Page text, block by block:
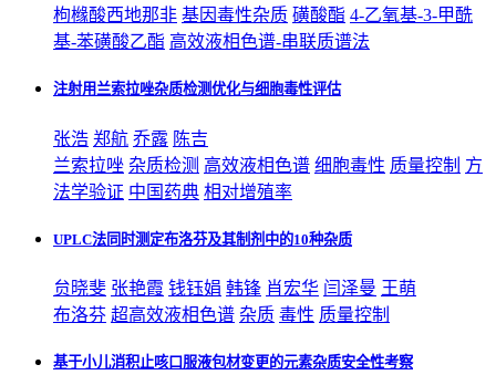
枸橼酸西地那非 基因毒性杂质 磺酸酯 4-乙氧基-3-甲酰
基-苯磺酸乙酯 高效液相色谱-串联质谱法
注射用兰索拉唑杂质检测优化与细胞毒性评估
张浩 郑航 乔露 陈吉
兰索拉唑 杂质检测 高效液相色谱 细胞毒性 质量控制 方
法学验证 中国药典 相对增殖率
UPLC法同时测定布洛芬及其制剂中的10种杂质
贠晓斐 张艳霞 钱钰娟 韩锋 肖宏华 闫泽曼 王萌
布洛芬 超高效液相色谱 杂质 毒性 质量控制
基于小儿消积止咳口服液包材变更的元素杂质安全性考察